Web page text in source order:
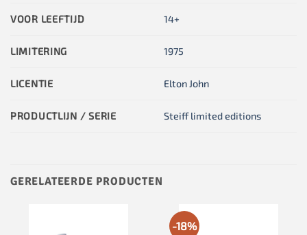
VOOR LEEFTIJD 14+
LIMITERING 1975
LICENTIE Elton John
PRODUCTLIJN / SERIE Steiff limited editions
GERELATEERDE PRODUCTEN
-18%